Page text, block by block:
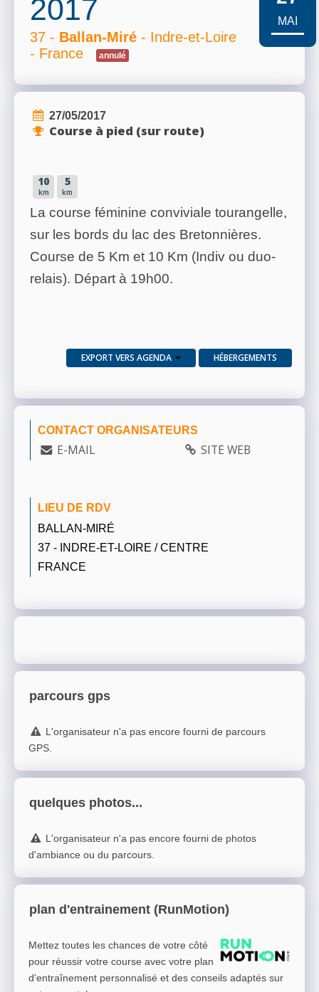
2017
37 - Ballan-Miré - Indre-et-Loire
- France
annulé
MAI
27/05/2017
Course à pied (sur route)
10
km
5
km
La course féminine conviviale tourangelle,
sur les bords du lac des Bretonnières.
Course de 5 Km et 10 Km (Indiv ou duo-
relais). Départ à 19h00.
EXPORT VERS AGENDA HÉBERGEMENTS
CONTACT ORGANISATEURS
E-MAIL SITE WEB
LIEU DE RDV
BALLAN-MIRÉ
37 - INDRE-ET-LOIRE / CENTRE
FRANCE
parcours gps
L'organisateur n'a pas encore fourni de parcours
GPS.
quelques photos...
L'organisateur n'a pas encore fourni de photos
d'ambiance ou du parcours.
plan d'entrainement (RunMotion)
Mettez toutes les chances de votre côté
pour réussir votre course avec votre plan
d'entraînement personnalisé et des conseils adaptés sur